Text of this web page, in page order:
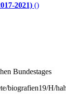
2021) ()
Bundestages
biografien19/H/